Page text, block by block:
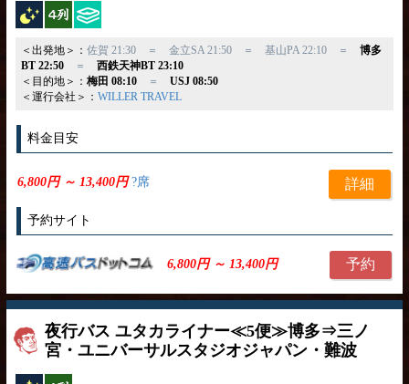
夜行バス
横4列
＜出発地＞： 佐賀 21:30 ＝ 金立SA 21:50 ＝ 基山PA 22:10 ＝ 博多
BT 22:50＝ 西鉄天神BT 23:10
＜目的地＞： 梅田 08:10＝ USJ 08:50
＜運行会社＞： WILLER TRAVEL
料金目安
6,800円 ～ 13,400円?席 詳細
予約サイト
6,800円 ～ 13,400円 予約
夜行バス ユタカライナー≪5便≫博多⇒三ノ
宮・ユニバーサルスタジオジャパン・難波